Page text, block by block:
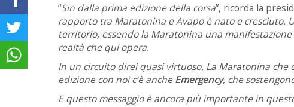
“Sin dalla prima edizione della corsa”, ricorda la
rapporto tra Maratonina e Avapo è nato e cresciuto.
territorio, essendo la Maratonina una
realtà che qui opera.
In un circuito direi quasi virtuoso. La Maratonina
edizione con noi c’è ancheEmergency, che
E questo messaggio è ancora più importante in